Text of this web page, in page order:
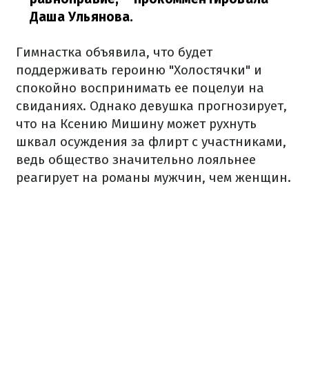
Даша Ульянова.
Гимнастка объявила, что будет
поддерживать героиню "Холостячки" и
спокойно воспринимать ее поцелуи на
свиданиях. Однако девушка прогнозирует,
что на Ксению Мишину может рухнуть
шквал осуждения за флирт с участниками,
ведь общество значительно лояльнее
реагирует на романы мужчин, чем женщин.